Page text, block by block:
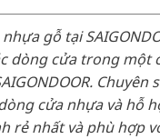
gỗ tại
dòng cửa trong một
Chuyên
cửa nhựa và hỗ
rẻ nhất và phù hợp